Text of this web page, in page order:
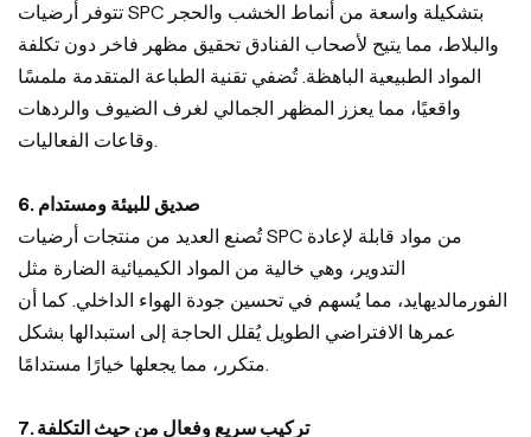
تتوفر أرضيات SPC بتشكيلة واسعة من أنماط الخشب والحجر
والبلاط، مما يتيح لأصحاب الفنادق تحقيق مظهر فاخر دون تكلفة
المواد الطبيعية الباهظة. تُضفي تقنية الطباعة المتقدمة ملمسًا
واقعيًا، مما يعزز المظهر الجمالي لغرف الضيوف والردهات
وقاعات الفعاليات.
6. صديق للبيئة ومستدام
تُصنع العديد من منتجات أرضيات SPC من مواد قابلة لإعادة
التدوير، وهي خالية من المواد الكيميائية الضارة مثل
الفورمالديهايد، مما يُسهم في تحسين جودة الهواء الداخلي. كما أن
عمرها الافتراضي الطويل يُقلل الحاجة إلى استبدالها بشكل
متكرر، مما يجعلها خيارًا مستدامًا.
7. تركيب سريع وفعال من حيث التكلفة